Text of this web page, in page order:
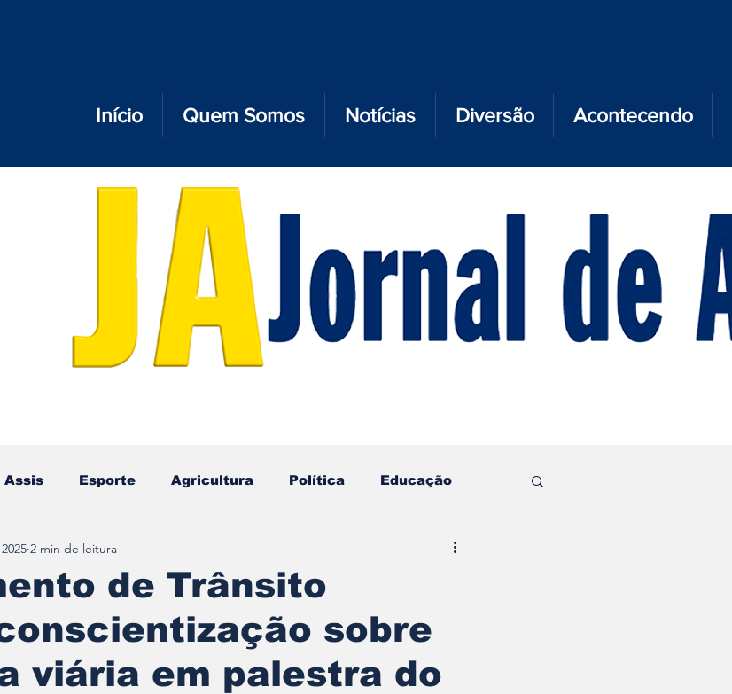
Início Quem Somos Notícias Diversão Acontecendo
Assis Esporte Agricultura Política Educação
de Trânsito
sobre
viária em palestra do
2 min de leitura